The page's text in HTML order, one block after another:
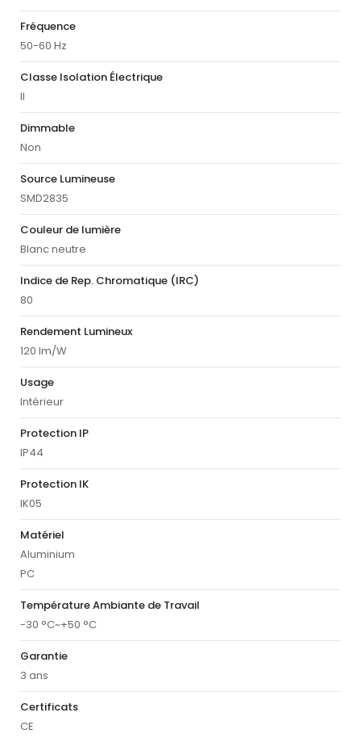
Fréquence
50-60 Hz
Classe Isolation Électrique
II
Dimmable
Non
Source Lumineuse
SMD2835
Couleur de lumière
Blanc neutre
Indice de Rep. Chromatique (IRC)
80
Rendement Lumineux
120 lm/W
Usage
Intérieur
Protection IP
IP44
Protection IK
IK05
Matériel
Aluminium
PC
Température Ambiante de Travail
-30 °C~+50 °C
Garantie
3 ans
Certificats
CE